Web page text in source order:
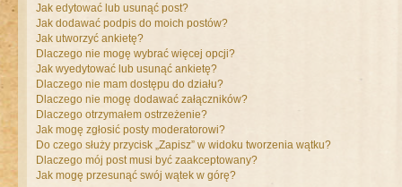
Jak edytować lub usunąć post?
Jak dodawać podpis do moich postów?
Jak utworzyć ankietę?
Dlaczego nie mogę wybrać więcej opcji?
Jak wyedytować lub usunąć ankietę?
Dlaczego nie mam dostępu do działu?
Dlaczego nie mogę dodawać załączników?
Dlaczego otrzymałem ostrzeżenie?
Jak mogę zgłosić posty moderatorowi?
Do czego służy przycisk „Zapisz” w widoku tworzenia wątku?
Dlaczego mój post musi być zaakceptowany?
Jak mogę przesunąć swój wątek w górę?